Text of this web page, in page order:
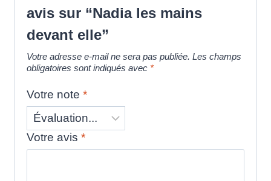
avis sur “Nadia les mains
devant elle”
Votre adresse e-mail ne sera pas publiée. Les champs
obligatoires sont indiqués avec *
Votre note *
Votre avis *